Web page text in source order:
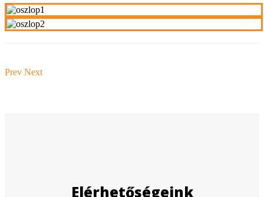
Previous article: Schmidt
Prev Next article: Reform termékek
Next
Elérhetőségeink